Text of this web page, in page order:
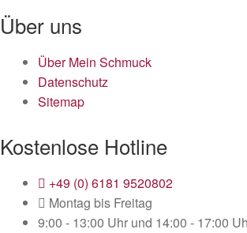
Über uns
Über Mein Schmuck
Datenschutz
Sitemap
Kostenlose Hotline
+49 (0) 6181 9520802
Montag bis Freitag
9:00 - 13:00 Uhr und 14:00 - 17:00